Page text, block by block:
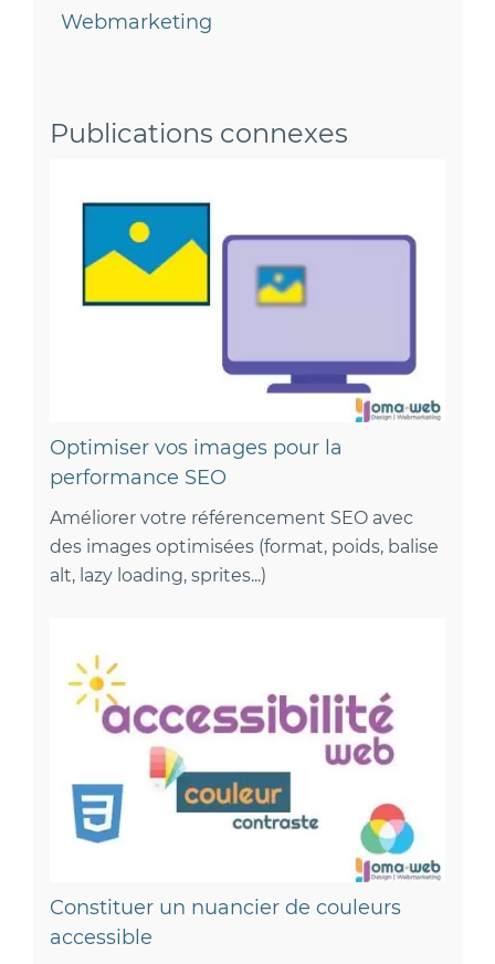
Webmarketing
Publications connexes
Optimiser vos images pour la
performance SEO
Améliorer votre référencement SEO avec
des images optimisées (format, poids, balise
alt, lazy loading, sprites...)
Constituer un nuancier de couleurs
accessible